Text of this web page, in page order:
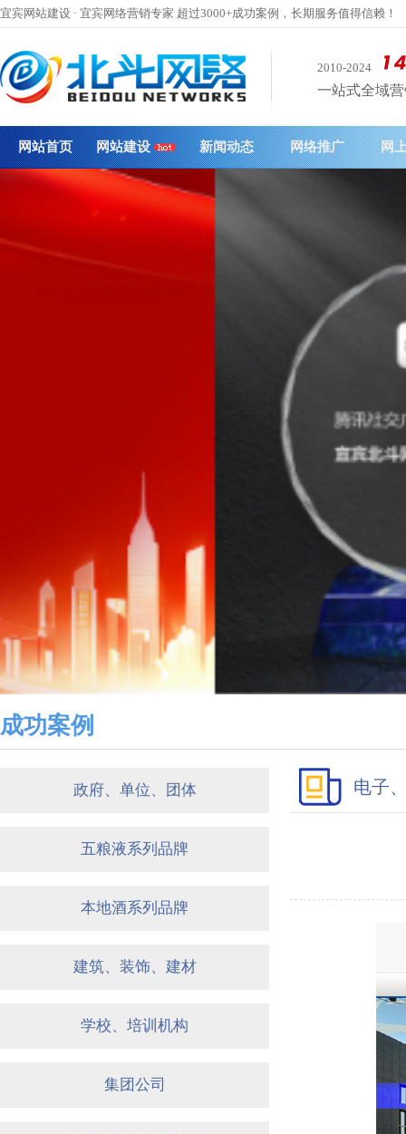
宜宾网站建设 · 宜宾网络营销专家 超过3000+成功案例，长期服务值得信赖！
2010-2024
一站式全域营
网站首页 网站建设 新闻动态 网络推广 网
成功案例
政府、单位、团体
五粮液系列品牌
本地酒系列品牌
建筑、装饰、建材
学校、培训机构
集团公司
电子